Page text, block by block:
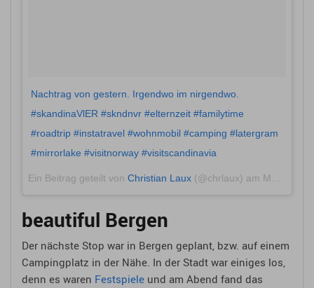
Nachtrag von gestern. Irgendwo im nirgendwo.
#skandinaVlER #skndnvr #elternzeit #familytime
#roadtrip #instatravel #wohnmobil #camping #latergram
#mirrorlake #visitnorway #visitscandinavia
Ein Beitrag geteilt von Christian Laux (@chrlaux) am Mai 27, 2018 um 12:49 PDT
beautiful Bergen
Der nächste Stop war in Bergen geplant, bzw. auf einem
Campingplatz in der Nähe. In der Stadt war einiges los,
denn es waren Festspiele und am Abend fand das